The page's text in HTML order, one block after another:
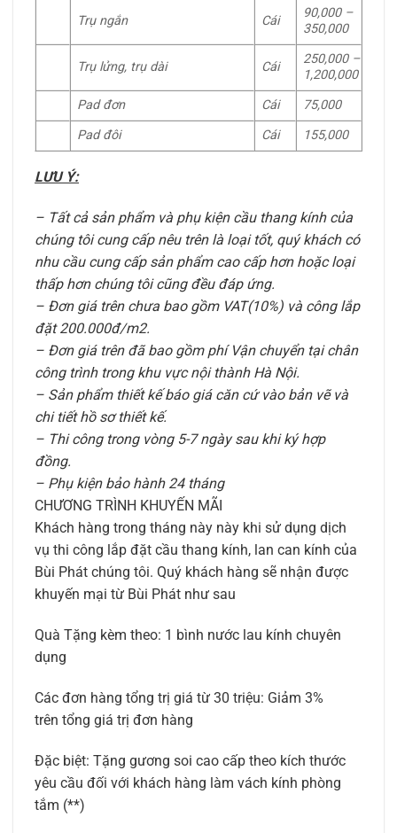
Trụ ngắn Cái
90,000 –
350,000
Trụ lửng, trụ dài Cái
250,000 –
1,200,000
Pad đơn
Cái
75,000
Pad đôi
Cái 155,000
LƯU Ý:
– Tất cả sản phẩm và phụ kiện cầu thang kính của
chúng tôi cung cấp nêu trên là loại tốt, quý khách có
nhu cầu cung cấp sản phẩm cao cấp hơn hoặc loại
thấp hơn chúng tôi cũng đều đáp ứng.
– Đơn giá trên chưa bao gồm VAT(10%) và công lắp
đặt 200.000đ/m2.
– Đơn giá trên đã bao gồm phí Vận chuyển tại chân
công trình trong khu vực nội thành Hà Nội.
– Sản phẩm thiết kế báo giá căn cứ vào bản vẽ và
chi tiết hồ sơ thiết kế.
– Thi công trong vòng 5-7 ngày sau khi ký hợp
đồng.
– Phụ kiện bảo hành 24 tháng
CHƯƠNG TRÌNH KHUYẾN MÃI
Khách hàng trong tháng này này khi sử dụng dịch
vụ thi công lắp đặt cầu thang kính, lan can kính của
Bùi Phát chúng tôi. Quý khách hàng sẽ nhận được
khuyến mại từ Bùi Phát như sau
Quà Tặng kèm theo: 1 bình nước lau kính chuyên
dụng
Các đơn hàng tổng trị giá từ 30 triệu: Giảm 3%
trên tổng giá trị đơn hàng
Đặc biệt: Tặng gương soi cao cấp theo kích thước
yêu cầu đối với khách hàng làm vách kính phòng
tắm (**)